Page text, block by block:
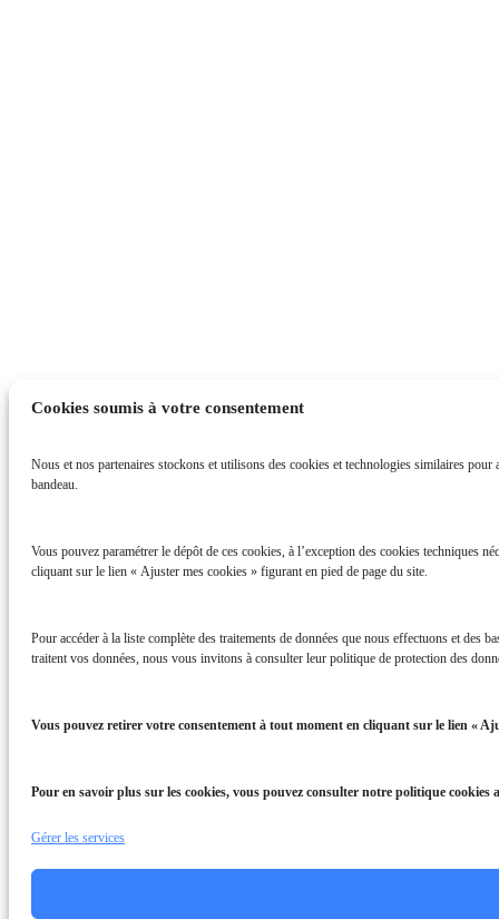
Cookies soumis à votre consentement
Nous et nos partenaires stockons et utilisons des cookies et technologies similaires
bandeau.
Vous pouvez paramétrer le dépôt de ces cookies, à l’exception des cookies techniques
cliquant sur le lien « Ajuster mes cookies » figurant en pied de page du site.
Pour accéder à la liste complète des traitements de données que nous effectuons et
traitent vos données, nous vous invitons à consulter leur politique de protection des
Vous pouvez retirer votre consentement à tout moment en cliquant sur le lien «
Pour en savoir plus sur les cookies, vous pouvez consulter notre politique cookies
Gérer les services